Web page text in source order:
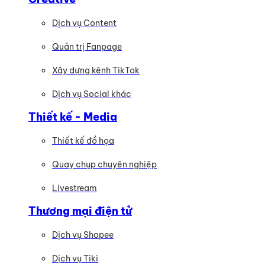
Dịch vụ Content
Quản trị Fanpage
Xây dựng kênh TikTok
Dịch vụ Social khác
Thiết kế - Media
Thiết kế đồ họa
Quay chụp chuyên nghiệp
Livestream
Thương mại điện tử
Dịch vụ Shopee
Dịch vụ Tiki